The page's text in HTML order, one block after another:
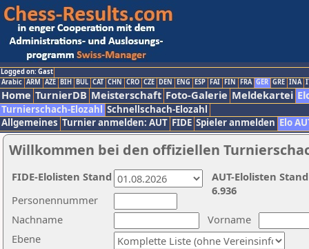
Logged on: Gast
Arabic ARM AZE BIH BUL CAT CHN CRO CZE DEN ENG ESP FAI FIN FRA GER GRE INA
Home TurnierDB Meisterschaft Foto-Galerie Meldekartei
Turnierschach-Elozahl Schnellschach-Elozahl
Allgemeines Turnier anmelden: AUT FIDE Spieler anmelden Elo
Willkommen bei den offiziellen
Nachname
Vorname
Ebene
Personennummer
AUT-Elolisten
6.936
FIDE-Elolisten Stand